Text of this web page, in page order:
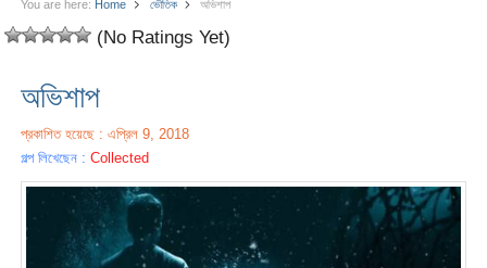
You are here: Home ভৌতিক অভিশাপ
(No Ratings Yet)
অভিশাপ
প্রকাশিত হয়েছে : এপ্রিল 9, 2018
গল্প লিখেছেন :Collected